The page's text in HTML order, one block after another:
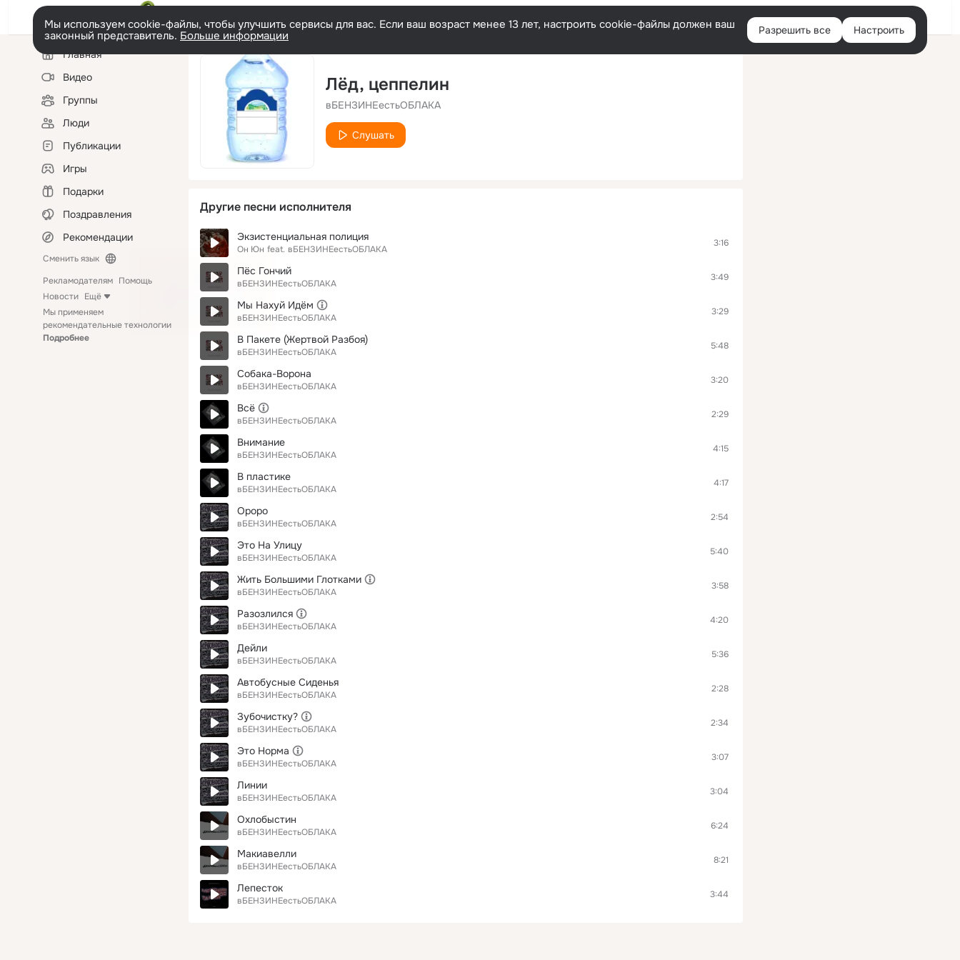
Войти
Мы используем cookie-файлы, чтобы улучшить сервисы для вас. Если ваш возраст менее 13 лет, настроить cookie-файлы должен ваш
законный представитель. Больше информации Разрешить все Настроить
Левая
колонкаГлавная
Видео
Группы
Люди
Публикации
Игры
Подарки
Поздравления
Рекомендации
Сменить язык
Рекламодателям Помощь
Новости Ещё
Мы применяем
рекомендательные технологии
Подробнее
Лёд, цеппелин
вБЕНЗИНЕестьОБЛАКА
Слушать
Другие песни исполнителя
Экзистенциальная полиция
Он Юн feat. вБЕНЗИНЕестьОБЛАКА
3:16
Пёс Гончий
вБЕНЗИНЕестьОБЛАКА
3:49
Мы Нахуй Идём
вБЕНЗИНЕестьОБЛАКА
3:29
В Пакете (Жертвой Разбоя)
вБЕНЗИНЕестьОБЛАКА
5:48
Собака-Ворона
вБЕНЗИНЕестьОБЛАКА
3:20
Всё
вБЕНЗИНЕестьОБЛАКА
2:29
Внимание
вБЕНЗИНЕестьОБЛАКА
4:15
В пластике
вБЕНЗИНЕестьОБЛАКА
4:17
Ороро
вБЕНЗИНЕестьОБЛАКА
2:54
Это На Улицу
вБЕНЗИНЕестьОБЛАКА
5:40
Жить Большими Глотками
вБЕНЗИНЕестьОБЛАКА
3:58
Разозлился
вБЕНЗИНЕестьОБЛАКА
4:20
Дейли
вБЕНЗИНЕестьОБЛАКА
5:36
Автобусные Сиденья
вБЕНЗИНЕестьОБЛАКА
2:28
Зубочистку?
вБЕНЗИНЕестьОБЛАКА
2:34
Это Норма
вБЕНЗИНЕестьОБЛАКА
3:07
Линии
вБЕНЗИНЕестьОБЛАКА
3:04
Охлобыстин
вБЕНЗИНЕестьОБЛАКА
6:24
Макиавелли
вБЕНЗИНЕестьОБЛАКА
8:21
Лепесток
вБЕНЗИНЕестьОБЛАКА
3:44